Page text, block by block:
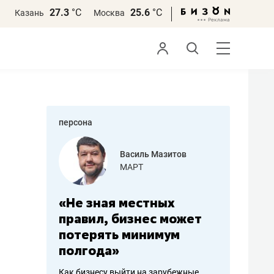
Казань 27.3 °С Москва 25.6 °С
персона
работа
Василь Мазитов
МАРТ
«Не зная местных
правил, бизнес может
потерять минимум
полгода»